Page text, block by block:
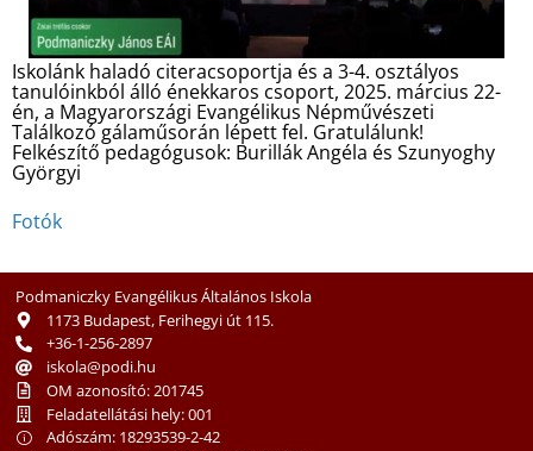
Iskolánk haladó citeracsoportja és a 3-4. osztályos
tanulóinkból álló énekkaros csoport, 2025. március 22-
én, a Magyarországi Evangélikus Népművészeti
Találkozó gálaműsorán lépett fel. Gratulálunk!
Felkészítő pedagógusok: Burillák Angéla és Szunyoghy
Györgyi
Fotók
Podmaniczky Evangélikus Általános Iskola
1173 Budapest, Ferihegyi út 115.
+36-1-256-2897
iskola@podi.hu
OM azonosító: 201745
Feladatellátási hely: 001
Adószám: 18293539-2-42